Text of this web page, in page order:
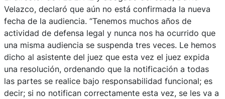
Velazco, declaró que aún no está confirmada la nueva
fecha de la audiencia. “Tenemos muchos años de
actividad de defensa legal y nunca nos ha ocurrido que
una misma audiencia se suspenda tres veces. Le hemos
dicho al asistente del juez que esta vez el juez expida
una resolución, ordenando que la notificación a todas
las partes se realice bajo responsabilidad funcional; es
decir; si no notifican correctamente esta vez, se les va a